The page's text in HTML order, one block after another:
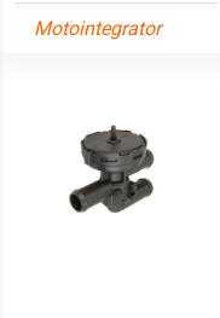
Motointegrator